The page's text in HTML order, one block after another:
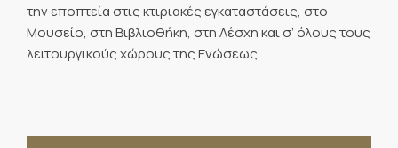
την εποπτεία στις κτιριακές εγκαταστάσεις, στο
Μουσείο, στη Βιβλιοθήκη, στη Λέσχη και σ’ όλους τους
λειτουργικούς χώρους της Ενώσεως.